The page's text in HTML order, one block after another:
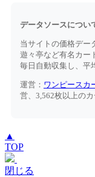
データソースについ
当サイトの価格デー
遊々亭など有名カー
毎日自動収集し、平
運営： ワンピースカ
営、3,562枚以上の
▲
TOP
閉じる